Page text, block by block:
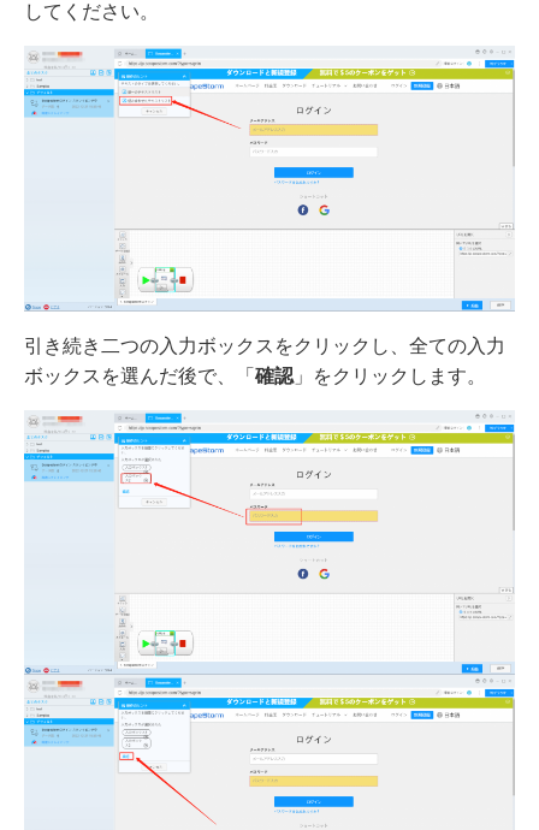
してください。
引き続き二つの入力ボックスをクリックし、全ての入力
ボックスを選んだ後で、「 確認 」をクリックします。